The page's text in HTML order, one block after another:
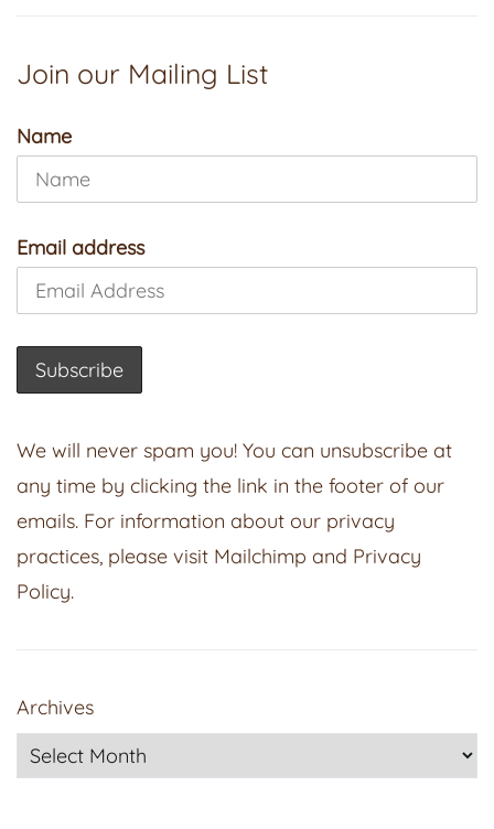
Join our Mailing List
Name
Email address
We will never spam you! You can unsubscribe at
any time by clicking the link in the footer of our
emails. For information about our privacy
practices, please visit Mailchimp and Privacy
Policy.
Archives